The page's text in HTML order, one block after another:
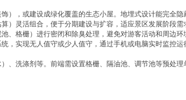
），或建设成绿化覆盖的生态小屋。地埋式设计能完全隐
）灵活组合，便于分期建设与扩容，适应景区发展阶段需
、格栅）进行密闭和除臭处理，避免对游客活动和周边环
，实现无人值守或少人值守，通过手机或电脑实时监控
、洗涤剂等。前端需设置格栅、隔油池、调节池等预处